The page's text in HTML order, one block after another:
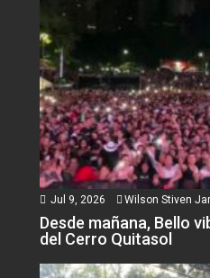
Jul 9, 2026 Wilson Stiven
Desde mañana, Bello
del Cerro Quitasol